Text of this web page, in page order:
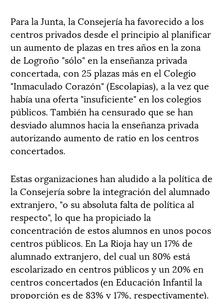
Para la Junta, la Consejería ha favorecido a los
centros privados desde el principio al planificar
un aumento de plazas en tres años en la zona
de Logroño "sólo" en la enseñanza privada
concertada, con 25 plazas más en el Colegio
"Inmaculado Corazón" (Escolapias), a la vez que
había una oferta "insuficiente" en los colegios
públicos. También ha censurado que se han
desviado alumnos hacia la enseñanza privada
autorizando aumento de ratio en los centros
concertados.
Estas organizaciones han aludido a la política de
la Consejería sobre la integración del alumnado
extranjero, "o su absoluta falta de política al
respecto", lo que ha propiciado la
concentración de estos alumnos en unos pocos
centros públicos. En La Rioja hay un 17% de
alumnado extranjero, del cual un 80% está
escolarizado en centros públicos y un 20% en
centros concertados (en Educación Infantil la
proporción es de 83% y 17%, respectivamente).